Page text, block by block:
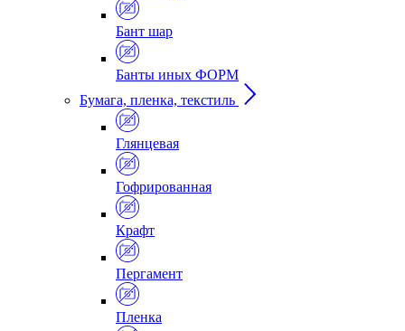
Бант шар
Банты иных ФОРМ
Бумага, пленка, текстиль
Глянцевая
Гофрированная
Крафт
Пергамент
Пленка